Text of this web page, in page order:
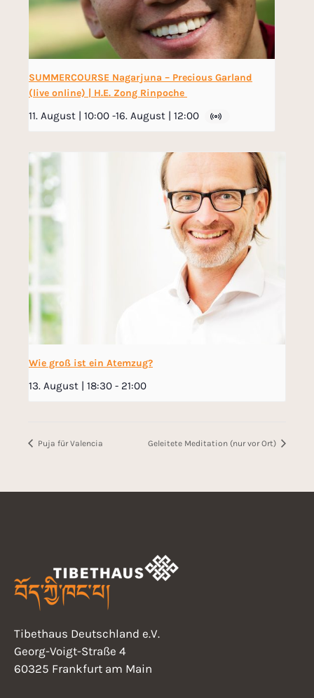
SUMMERCOURSE Nagarjuna – Precious Garland
(live online) | H.E. Zong Rinpoche
11. August | 10:00 -16. August | 12:00
Wie groß ist ein Atemzug?
13. August | 18:30 - 21:00
Puja für Valencia Geleitete Meditation (nur vor Ort)
Tibethaus Deutschland e.V.
Georg-Voigt-Straße 4
60325 Frankfurt am Main